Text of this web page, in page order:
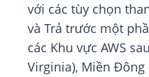
với các tùy chọn
và Trả trước một
các Khu vực AWS
Virginia), Miền Đông